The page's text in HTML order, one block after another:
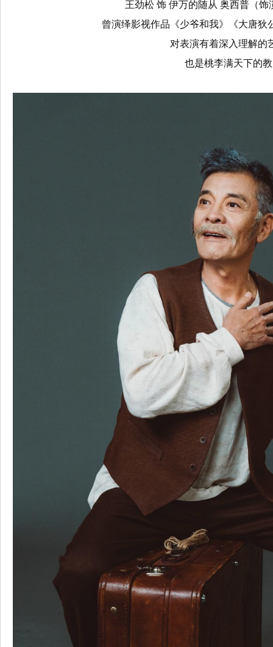
王劲松 饰 伊万的随从 奥西普（饰
曾演绎影视作品《少爷和我》《大唐狄
对表演有着深入理解的
也是桃李满天下的